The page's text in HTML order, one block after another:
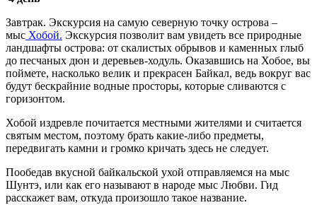
Завтрак. Экскурсия на самую северную точку острова –
мыс Хобой. Экскурсия позволит вам увидеть все природные
ландшафты острова: от скалистых обрывов и каменных глыб
до песчаных дюн и деревьев-ходуль. Оказавшись на Хобое, вы
поймете, насколько велик и прекрасен Байкал, ведь вокруг вас
будут бескрайние водные просторы, которые сливаются с
горизонтом.
Хобой издревле почитается местными жителями и считается
святым местом, поэтому брать какие-либо предметы,
передвигать камни и громко кричать здесь не следует.
Пообедав вкусной байкальской ухой отправляемся на мыс
Шунтэ, или как его называют в народе мыс Любви. Гид
расскажет вам, откуда произошло такое название.